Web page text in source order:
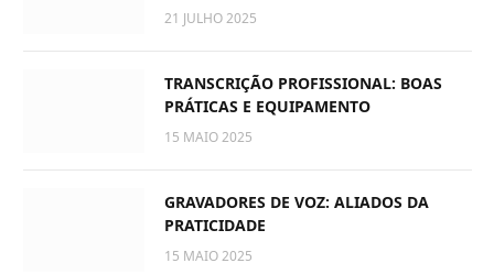
21 JULHO 2025
TRANSCRIÇÃO PROFISSIONAL: BOAS
PRÁTICAS E EQUIPAMENTO
15 MAIO 2025
GRAVADORES DE VOZ: ALIADOS DA
PRATICIDADE
15 MAIO 2025